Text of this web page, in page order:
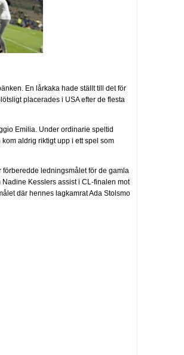
En lårkaka hade ställt till det för
placerades i USA efter de flesta
Emilia. Under ordinarie speltid
aldrig riktigt upp i ett spel som
ledningsmålet för de gamla
Kesslers assist i CL-finalen mot
där hennes lagkamrat Ada Stolsmo